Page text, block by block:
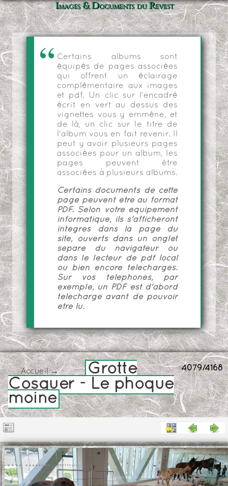
Images & Documents du Revest
Certains albums sont
équipés de pages associées
qui offrent un éclairage
complémentaire aux images
et pdf. Un clic sur l'encadré
écrit en vert au dessus des
vignettes vous y emmène, et
de là, un clic sur le titre de
l'album vous en fait revenir. Il
peut y avoir plusieurs pages
associées pour un album, les
pages peuvent être
associées à plusieurs albums.
Certains documents de cette
page peuvent être au format
PDF. Selon votre équipement
informatique, ils s'afficheront
intégrés dans la page du
site, ouverts dans un onglet
séparé du navigateur ou
dans le lecteur de pdf local
ou bien encore téléchargés.
Sur vos téléphones, par
exemple, un PDF est d'abord
téléchargé avant de pouvoir
être lu.
4079/4168
Accueil→
Grotte
Cosquer - Le phoque
moine